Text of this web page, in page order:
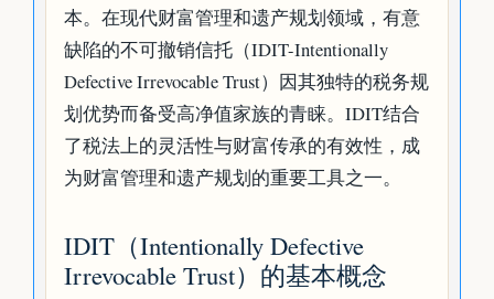
本。在现代财富管理和遗产规划领域，有意
缺陷的不可撤销信托（IDIT-Intentionally
Defective Irrevocable Trust）因其独特的税务规
划优势而备受高净值家族的青睐。IDIT结合
了税法上的灵活性与财富传承的有效性，成
为财富管理和遗产规划的重要工具之一。
IDIT（Intentionally Defective
Irrevocable Trust）的基本概念